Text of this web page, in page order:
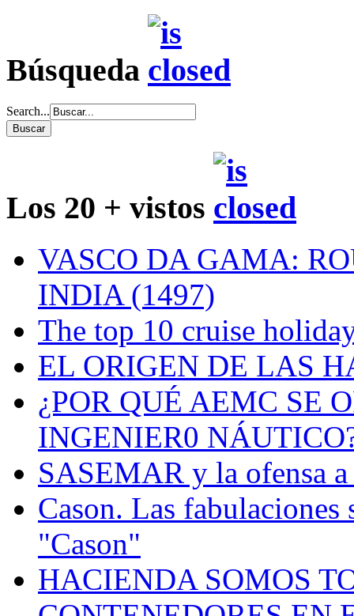
Búsqueda
Search...
Los 20 + vistos
VASCO DA GAMA:
INDIA (1497)
The top 10 cruise
EL ORIGEN DE LAS
¿POR QUÉ AEMC SE
INGENIER0
SASEMAR y la ofensa a
Cason. Las fabulaciones
"Cason"
HACIENDA SOMOS